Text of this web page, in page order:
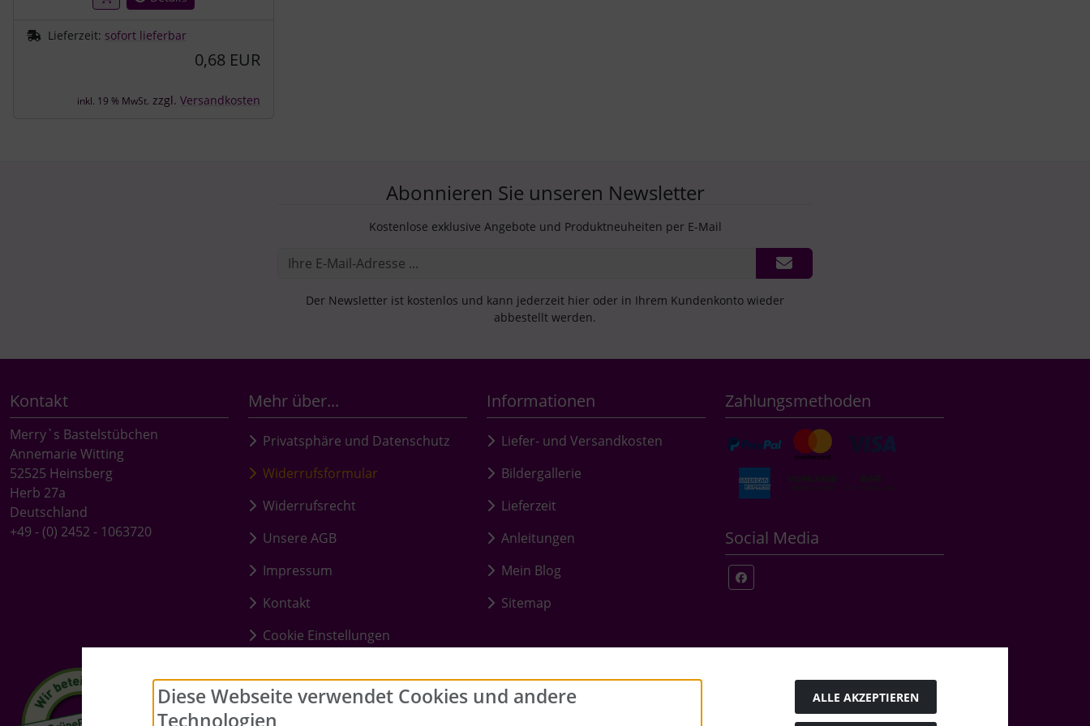
Lieferzeit: sofort lieferbar
0,68 EUR
inkl. 19 % MwSt. zzgl. Versandkosten
Abonnieren Sie unseren Newsletter
Kostenlose exklusive Angebote und Produktneuheiten per E-Mail
Der Newsletter ist kostenlos und kann jederzeit hier oder in Ihrem Kundenkonto wieder
abbestellt werden.
Kontakt
Merry`s Bastelstübchen
Annemarie Witting
52525 Heinsberg
Herb 27a
Deutschland
+49 - (0) 2452 - 1063720
Mehr über...
Privatsphäre und Datenschutz
Widerrufsformular
Widerrufsrecht
Unsere AGB
Impressum
Kontakt
Cookie Einstellungen
Informationen
Liefer- und Versandkosten
Bildergallerie
Lieferzeit
Anleitungen
Mein Blog
Sitemap
Zahlungsmethoden
Social Media
Diese Webseite verwendet Cookies und andere
Technologien
ALLE AKZEPTIEREN